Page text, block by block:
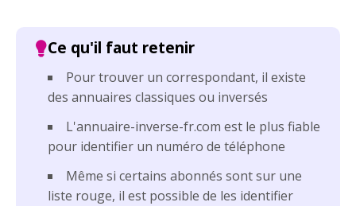
Pour trouver un correspondant, il existe
des annuaires classiques ou inversés
L'annuaire-inverse-fr.com est le plus fiable
pour identifier un numéro de téléphone
Même si certains abonnés sont sur une
liste rouge, il est possible de les identifier